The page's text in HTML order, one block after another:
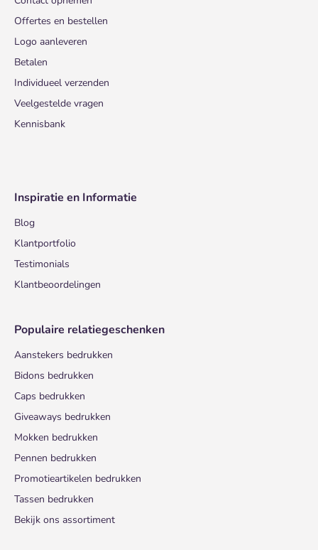
Offertes en bestellen
Logo aanleveren
Betalen
Individueel verzenden
Veelgestelde vragen
Kennisbank
Inspiratie en Informatie
Blog
Klantportfolio
Testimonials
Klantbeoordelingen
Populaire relatiegeschenken
Aanstekers bedrukken
Bidons bedrukken
Caps bedrukken
Giveaways bedrukken
Mokken bedrukken
Pennen bedrukken
Promotieartikelen bedrukken
Tassen bedrukken
Bekijk ons assortiment